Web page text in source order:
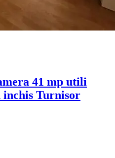
41 mp utili
inchis Turnisor